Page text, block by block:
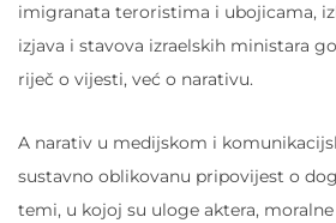
imigranata teroristima i ubojicama,
izjava i stavova izraelskih ministara
riječ o vijesti, već o narativu.
A narativ u medijskom i
sustavno oblikovanu pripovijest o
temi, u kojoj su uloge aktera,